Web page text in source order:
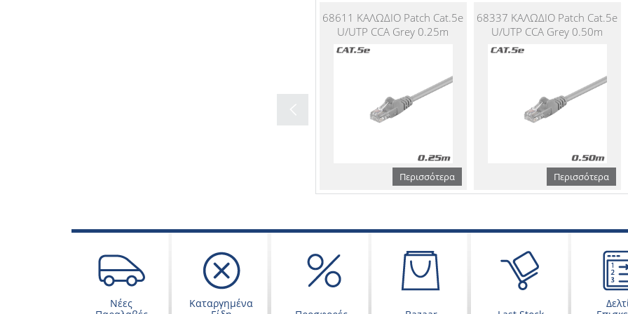
68611 ΚΑΛΩΔΙΟ Patch Cat.5e
U/UTP CCA Grey 0.25m
Περισσότερα
68337 ΚΑΛΩΔΙΟ Patch Cat.5e
U/UTP CCA Grey 0.50m
Περισσότερα
Νέες
Καταργημένα